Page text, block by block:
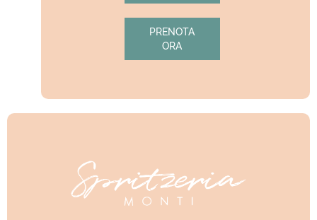
PRENOTA
ORA